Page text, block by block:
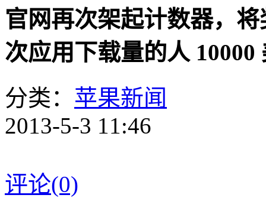
官网再次架起计数器，
次应用下载量的人 10000
分类： 苹果新闻
2013-5-3 11:46
评论(0)